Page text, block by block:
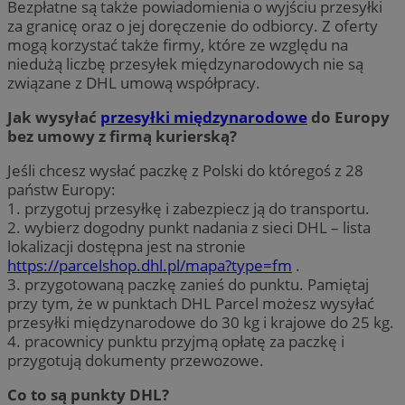
Bezpłatne są także powiadomienia o wyjściu przesyłki
za granicę oraz o jej doręczenie do odbiorcy. Z oferty
mogą korzystać także firmy, które ze względu na
niedużą liczbę przesyłek międzynarodowych nie są
związane z DHL umową współpracy.
Jak wysyłać przesyłki międzynarodowe do Europy
bez umowy z firmą kurierską?
Jeśli chcesz wysłać paczkę z Polski do któregoś z 28
państw Europy:
1. przygotuj przesyłkę i zabezpiecz ją do transportu.
2. wybierz dogodny punkt nadania z sieci DHL – lista
lokalizacji dostępna jest na stronie
https://parcelshop.dhl.pl/mapa?type=fm .
3. przygotowaną paczkę zanieś do punktu. Pamiętaj
przy tym, że w punktach DHL Parcel możesz wysyłać
przesyłki międzynarodowe do 30 kg i krajowe do 25 kg.
4. pracownicy punktu przyjmą opłatę za paczkę i
przygotują dokumenty przewozowe.
Co to są punkty DHL?